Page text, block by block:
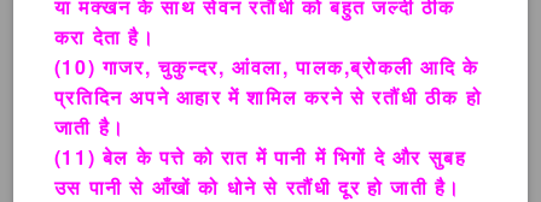
या मक्खन के साथ सेवन रतौंधी को बहुत जल्दी ठीक
करा देता है।
(10) गाजर, चुकुन्दर, आंवला, पालक,ब्रोकली आदि के
प्रतिदिन अपने आहार में शामिल करने से रतौंधी ठीक हो
जाती है।
(11) बेल के पत्ते को रात में पानी में भिगों दे और सुबह
उस पानी से आँखों को धोने से रतौंधी दूर हो जाती है।